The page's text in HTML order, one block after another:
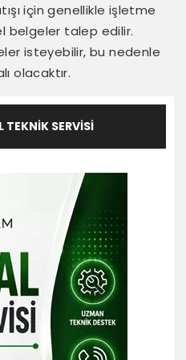
için genellikle işletme
belgeler talep edilir.
isteyebilir, bu nedenle
olacaktır.
TEKNIK SERVISI